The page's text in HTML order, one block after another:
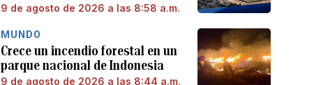
9 de agosto de 2026 a las 8:58 a.m.
MUNDO
Crece un incendio forestal en un
parque nacional de Indonesia
9 de agosto de 2026 a las 8:44 a.m.